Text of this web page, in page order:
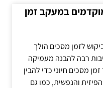
במעקב זמן
לזמן מסכים הולך
רבה להבנה מעמיקה
מסכים חיוני כדי להבין
והנפשית, כמו גם